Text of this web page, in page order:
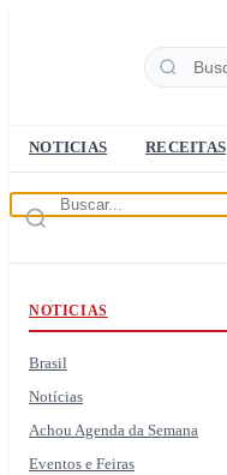
NOTICIAS RECEITAS
NOTICIAS
Brasil
Notícias
Achou Agenda da Semana
Eventos e Feiras